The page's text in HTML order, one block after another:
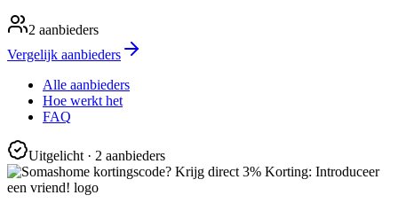
2 aanbieders
Vergelijk aanbieders
Alle aanbieders
Hoe werkt het
FAQ
Uitgelicht· 2 aanbieders